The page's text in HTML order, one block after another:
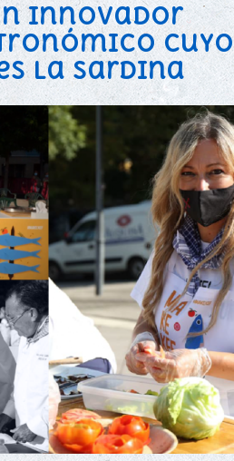
innovador
cuyo
la sardina